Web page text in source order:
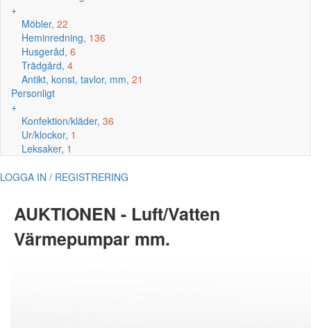
+
Möbler, 22
Heminredning, 136
Husgeråd, 6
Trädgård, 4
Antikt, konst, tavlor, mm, 21
Personligt
+
Konfektion/kläder, 36
Ur/klockor, 1
Leksaker, 1
LOGGA IN / REGISTRERING
AUKTIONEN - Luft/Vatten
Värmepumpar mm.